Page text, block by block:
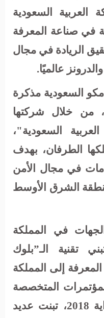
العربية السعودية
في صناعة المعرفة
الريادة في مجال
عالميًا.
السعودية مذكرة
من خلال شركتها
السعودية"،
الطرفان، بهدف
في مجال الأمن
الشرق الأوسط
في المملكة
تقنية الـ”بلوك
إلى المملكة
المتخصصة
في هذا المجال؛ فمنذ بداية 2018، تبنت عديد